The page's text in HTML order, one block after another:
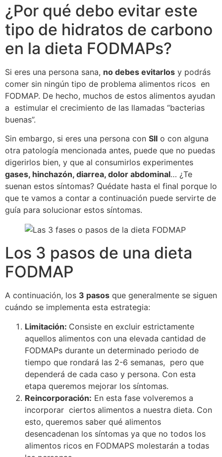
¿Por qué debo evitar este
tipo de hidratos de carbono
en la dieta FODMAPs?
Si eres una persona sana, no debes evitarlos y podrás
comer sin ningún tipo de problema alimentos ricos en
FODMAP. De hecho, muchos de estos alimentos ayudan
a estimular el crecimiento de las llamadas “bacterias
buenas”.
Sin embargo, si eres una persona con SII o con alguna
otra patología mencionada antes, puede que no puedas
digerirlos bien, y que al consumirlos experimentes
gases, hinchazón, diarrea, dolor abdominal… ¿Te
suenan estos síntomas? Quédate hasta el final porque lo
que te vamos a contar a continuación puede servirte de
guía para solucionar estos síntomas.
Los 3 pasos de una dieta
FODMAP
A continuación, los 3 pasos que generalmente se siguen
cuándo se implementa esta estrategia:
Limitación: Consiste en excluir estrictamente
aquellos alimentos con una elevada cantidad de
FODMAPs durante un determinado periodo de
tiempo que rondará las 2-6 semanas, pero que
dependerá de cada caso y persona. Con esta
etapa queremos mejorar los síntomas.
Reincorporación: En esta fase volveremos a
incorporar ciertos alimentos a nuestra dieta. Con
esto, queremos saber qué alimentos
desencadenan los síntomas ya que no todos los
alimentos ricos en FODMAPS molestarán a todas